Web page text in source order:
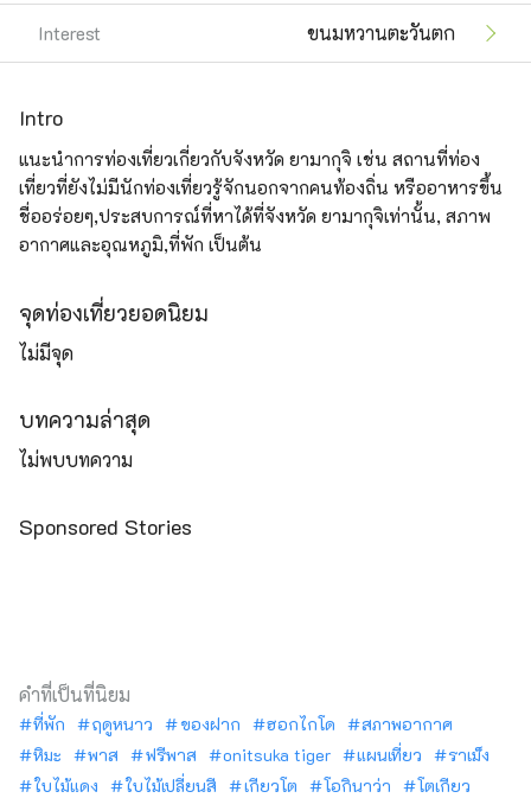
Interest ขนมหวานตะวันตก
Intro
แนะนำการท่องเที่ยวเกี่ยวกับจังหวัด ยามากุจิ เช่น สถานที่ท่อง
เที่ยวที่ยังไม่มีนักท่องเที่ยวรู้จักนอกจากคนท้องถิ่น หรืออาหารขึ้น
ชื่ออร่อยๆ,ประสบการณ์ที่หาได้ที่จังหวัด ยามากุจิเท่านั้น, สภาพ
อากาศและอุณหภูมิ,ที่พัก เป็นต้น
จุดท่องเที่ยวยอดนิยม
ไม่มีจุด
บทความล่าสุด
ไม่พบบทความ
Sponsored Stories
คำที่เป็นที่นิยม
ที่พัก ฤดูหนาว ของฝาก ฮอกไกโด
สภาพอากาศ
หิมะ
พาส ฟรีพาส onitsuka tiger แผนเที่ยว
ราเม็ง
ใบไม้แดง
ใบไม้เปลี่ยนสี เกียวโต โอกินาว่า
โตเกียว